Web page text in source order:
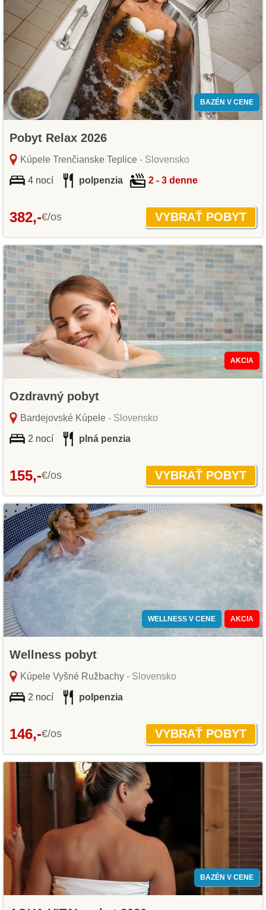
BAZÉN V CENE
Pobyt Relax 2026
Kúpele Trenčianske Teplice- Slovensko
4 nocí polpenzia 2 - 3 denne
382,-€/os
AKCIA
Ozdravný pobyt
Bardejovské Kúpele- Slovensko
2 nocí plná penzia
155,-€/os
WELLNESS V CENE AKCIA
Wellness pobyt
Kúpele Vyšné Ružbachy- Slovensko
2 nocí polpenzia
146,-€/os
BAZÉN V CENE